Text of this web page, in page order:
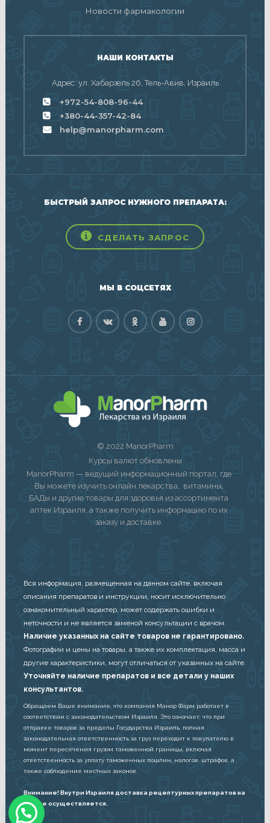
Новости фармакологии
НАШИ КОНТАКТЫ
Адрес: ул. Хабарзель 26, Тель-Авив, Израиль
+972-54-808-96-44
+380-44-357-42-84
help@manorpharm.com
БЫСТРЫЙ ЗАПРОС НУЖНОГО ПРЕПАРАТА:
СДЕЛАТЬ ЗАПРОС
МЫ В СОЦСЕТЯХ
© 2022 ManorPharm
Курсы валют обновлены
ManorPharm — ведущий информационный портал, где
Вы можете изучить онлайн лекарства, витамины,
БАДы и другие товары для здоровья из ассортимента
аптек Израиля, а также получить информацию по их
заказу и доставке.
Вся информация, размещенная на данном сайте, включая
описания препаратов и инструкции, носит исключительно
ознакомительный характер, может содержать ошибки и
неточности и не является заменой консультации с врачом.
Наличие указанных на сайте товаров не гарантировано.
Фотографии и цены на товары, а также их комплектация, масса и
другие характеристики, могут отличаться от указанных на сайте.
Уточняйте наличие препаратов и все детали у наших
консультантов.
Обращаем Ваше внимание, что компания Манор Фарм работает в
соответствии с законодательством Израиля. Это означает, что при
отправке товаров за пределы Государства Израиль, полная
законодательная ответственность за груз переходит к покупателю в
момент пересечения грузом таможенной границы, включая
ответственность за уплату таможенных пошлин, налогов, штрафов, а
также соблюдение местных законов.
Внимание! Внутри Израиля доставка рецептурных препаратов на
дом не осуществляется.